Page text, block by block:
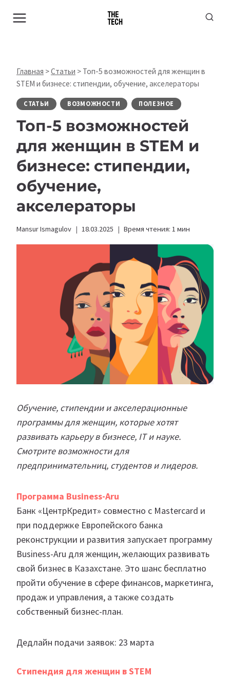
Главная >Статьи > Топ-5 возможностей для женщин в
STEM и бизнесе: стипендии, обучение, акселераторы
СТАТЬИ ВОЗМОЖНОСТИ ПОЛЕЗНОЕ
Топ-5 возможностей
для женщин в STEM и
бизнесе: стипендии,
обучение,
акселераторы
Mansur Ismagulov 18.03.2025 Время чтения: 1 мин
Обучение, стипендии и акселерационные
программы для женщин, которые хотят
развивать карьеру в бизнесе, IT и науке.
Смотрите возможности для
предпринимательниц, студентов и лидеров.
Программа Business-Aru
Банк «ЦентрКредит» совместно с Mastercard и
при поддержке Европейского банка
реконструкции и развития запускает программу
Business-Aru для женщин, желающих развивать
свой бизнес в Казахстане. Это шанс бесплатно
пройти обучение в сфере финансов, маркетинга,
продаж и управления, а также создать
собственный бизнес-план.
Дедлайн подачи заявок: 23 марта
Стипендия для женщин в STEM